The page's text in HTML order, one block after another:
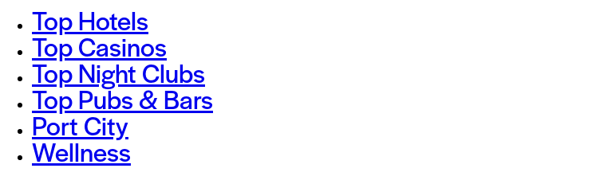
Top Hotels
Top Casinos
Top Night Clubs
Top Pubs & Bars
Port City
Wellness